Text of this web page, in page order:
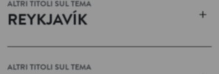
ALTRI TITOLI SUL TEMA
REYKJAVÍK +
ALTRI TITOLI SUL TEMA